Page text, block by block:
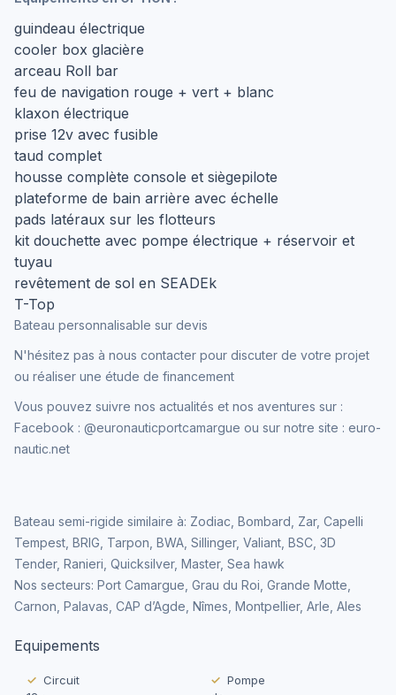
guindeau électrique
cooler box glacière
arceau Roll bar
feu de navigation rouge + vert + blanc
klaxon électrique
prise 12v avec fusible
taud complet
housse complète console et siègepilote
plateforme de bain arrière avec échelle
pads latéraux sur les flotteurs
kit douchette avec pompe électrique + réservoir et
tuyau
revêtement de sol en SEADEk
T-Top
Bateau personnalisable sur devis
N'hésitez pas à nous contacter pour discuter de votre projet
ou réaliser une étude de financement
Vous pouvez suivre nos actualités et nos aventures sur :
Facebook : @euronauticportcamargue ou sur notre site : euro-
nautic.net
Bateau semi-rigide similaire à: Zodiac, Bombard, Zar, Capelli
Tempest, BRIG, Tarpon, BWA, Sillinger, Valiant, BSC, 3D
Tender, Ranieri, Quicksilver, Master, Sea hawk
Nos secteurs: Port Camargue, Grau du Roi, Grande Motte,
Carnon, Palavas, CAP d’Agde, Nîmes, Montpellier, Arle, Ales
Equipements
Circuit
Pompe